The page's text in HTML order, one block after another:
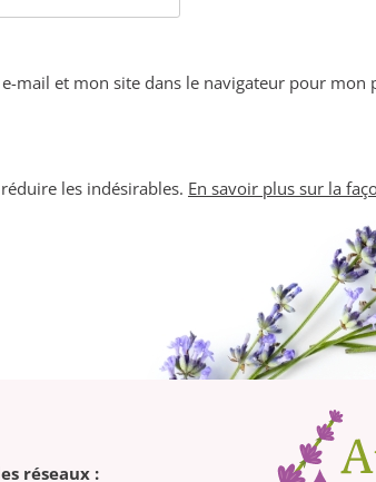
mail et mon site dans le navigateur pour mon
les indésirables. En savoir plus sur la
réseaux :